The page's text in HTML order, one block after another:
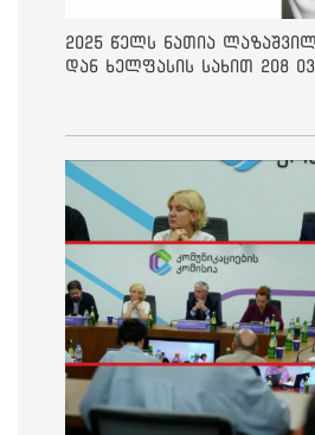
2025 წელს ნათია
დან ხელფასის სახით 208